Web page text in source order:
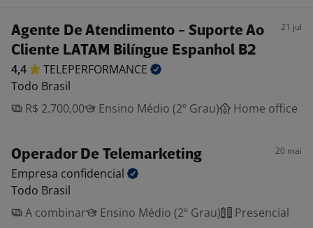
Agente De Atendimento - Suporte Ao
Cliente LATAM Bilíngue Espanhol B2
21 jul
4,4
TELEPERFORMANCE
Todo Brasil
R$ 2.700,00
Ensino Médio (2º Grau) Home office
Operador De Telemarketing 20 mai
Empresa confidencial
Todo Brasil
A combinar
Ensino Médio (2º Grau) Presencial